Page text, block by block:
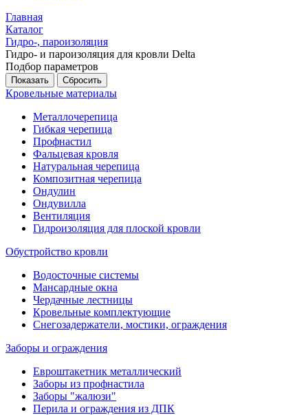
Главная
Каталог
Гидро-, пароизоляция
Гидро- и пароизоляция для кровли Delta
Подбор параметров
Кровельные материалы
Металлочерепица
Гибкая черепица
Профнастил
Фальцевая кровля
Натуральная черепица
Композитная черепица
Ондулин
Ондувилла
Вентиляция
Гидроизоляция для плоской кровли
Обустройство кровли
Водосточные системы
Мансардные окна
Чердачные лестницы
Кровельные комплектующие
Снегозадержатели, мостики, ограждения
Заборы и ограждения
Евроштакетник металлический
Заборы из профнастила
Заборы "жалюзи"
Перила и ограждения из ДПК